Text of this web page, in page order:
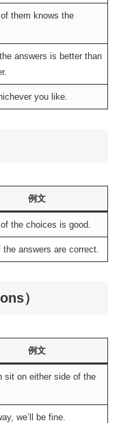
of them knows the
answers is better than
you like.
例文
the choices is good.
the answers are correct.
）
例文
sit on either side of the
we’ll be fine.